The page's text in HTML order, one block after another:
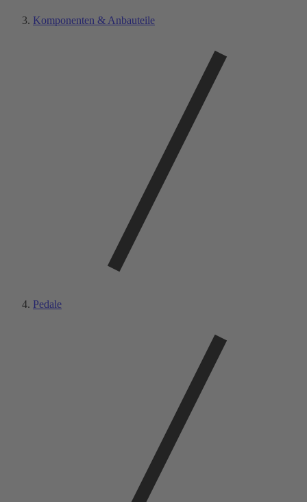
Komponenten & Anbauteile
Pedale